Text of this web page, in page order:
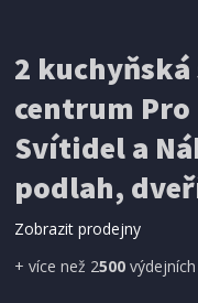
2
centrum Pro
Svítidel a
podlah,
Zobrazit prodejny
+ více než 2500